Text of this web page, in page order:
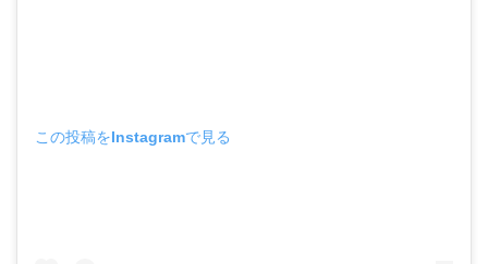
この投稿をInstagramで見る